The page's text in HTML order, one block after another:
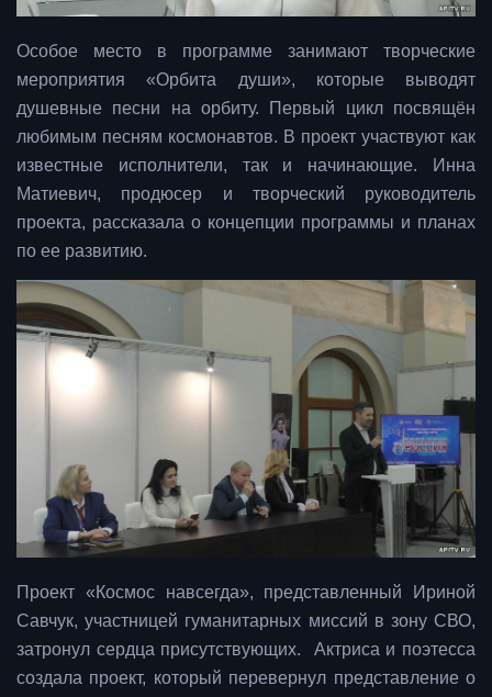
Особое место в программе занимают творческие
мероприятия «Орбита души», которые выводят
душевные песни на орбиту. Первый цикл посвящён
любимым песням космонавтов. В проект участвуют как
известные исполнители, так и начинающие. Инна
Матиевич, продюсер и творческий руководитель
проекта, рассказала о концепции программы и планах
по ее развитию.
Проект «Космос навсегда», представленный Ириной
Савчук, участницей гуманитарных миссий в зону СВО,
затронул сердца присутствующих. Актриса и поэтесса
создала проект, который перевернул представление о